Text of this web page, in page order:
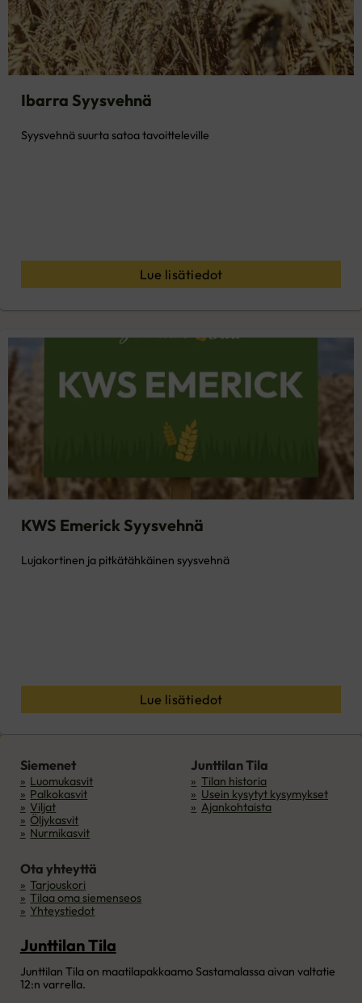
Ibarra Syysvehnä
Syysvehnä suurta satoa tavoitteleville
Lue lisätiedot
KWS Emerick Syysvehnä
Lujakortinen ja pitkätähkäinen syysvehnä
Lue lisätiedot
Junttilan Tila
Junttilan Tila on maatilapakkaamo Sastamalassa aivan valtatie
12:n varrella.
Siemenet
Luomukasvit
Palkokasvit
Viljat
Öljykasvit
Nurmikasvit
Junttilan Tila
Tilan historia
Usein kysytyt kysymykset
Ajankohtaista
Ota yhteyttä
Tarjouskori
Tilaa oma siemenseos
Yhteystiedot